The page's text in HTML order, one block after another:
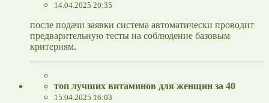
14.04.2025 20:35
после подачи заявки система автоматически проводит
предварительную тесты на соблюдение базовым
критериям.
топ лучших витаминов для женщин за 40
15.04.2025 16:03